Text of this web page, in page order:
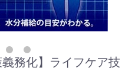
義務化】ライフケア技